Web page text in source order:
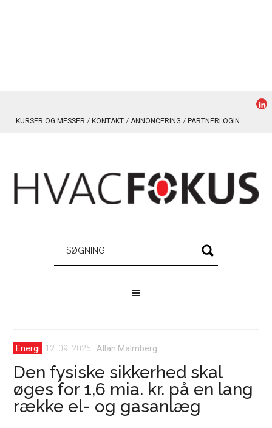
KURSER OG MESSER KONTAKT ANNONCERING PARTNERLOGIN
Energi 12. 09. 2025 Allan Malmberg
Den fysiske sikkerhed skal
øges for 1,6 mia. kr. på en lang
række el- og gasanlæg